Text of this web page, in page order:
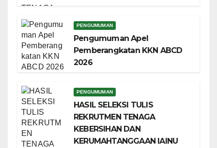
PENGUMUMAN
Pengumuman Apel
Pemberangkatan KKN ABCD
2026
PENGUMUMAN
HASIL SELEKSI TULIS
REKRUTMEN TENAGA
KEBERSIHAN DAN
KERUMAHTANGGAAN IAINU